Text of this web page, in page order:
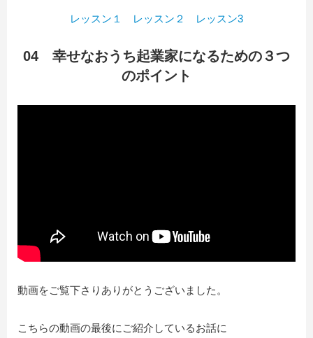
レッスン１ レッスン２ レッスン3
04 幸せなおうち起業家になるための３つ
のポイント
動画をご覧下さりありがとうございました。
こちらの動画の最後にご紹介しているお話に